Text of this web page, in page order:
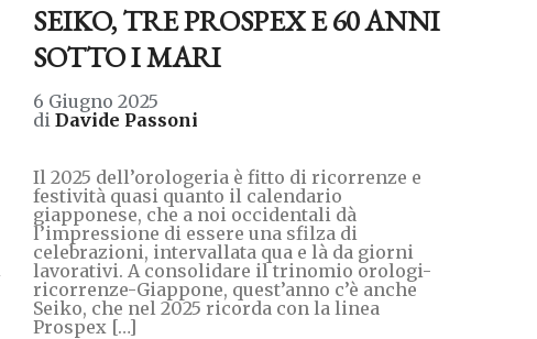
SEIKO, TRE PROSPEX E 60 ANNI
SOTTO I MARI
6 Giugno 2025
diDavide Passoni
Il 2025 dell’orologeria è fitto di ricorrenze e
festività quasi quanto il calendario
giapponese, che a noi occidentali dà
l’impressione di essere una sfilza di
celebrazioni, intervallata qua e là da giorni
lavorativi. A consolidare il trinomio orologi-
ricorrenze-Giappone, quest’anno c’è anche
Seiko, che nel 2025 ricorda con la linea
Prospex […]